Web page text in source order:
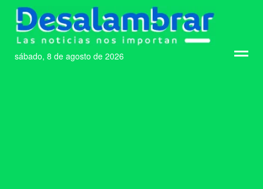
sábado, 8 de agosto de 2026